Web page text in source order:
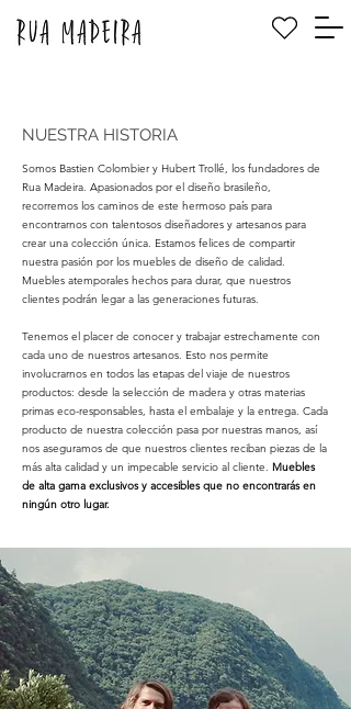
NUESTRA HISTORIA
Somos Bastien Colombier y Hubert Trollé, los fundadores de
Rua Madeira. Apasionados por el diseño brasileño,
recorremos los caminos de este hermoso país para
encontrarnos con talentosos diseñadores y artesanos para
crear una colección única. Estamos felices de compartir
nuestra pasión por los muebles de diseño de calidad.
Muebles atemporales hechos para durar, que nuestros
clientes podrán legar a las generaciones futuras.
Tenemos el placer de conocer y trabajar estrechamente con
cada uno de nuestros artesanos. Esto nos permite
involucrarnos en todos las etapas del viaje de nuestros
productos: desde la selección de madera y otras materias
primas eco-responsables, hasta el embalaje y la entrega. Cada
producto de nuestra colección pasa por nuestras manos, así
nos aseguramos de que nuestros clientes reciban piezas de la
más alta calidad y un impecable servicio al cliente. Muebles
de alta gama exclusivos y accesibles que no encontrarás en
ningún otro lugar.